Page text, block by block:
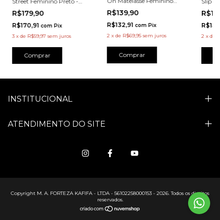
13703PT
R$179,90
R$170,91 com Pix
3 xde R$59,97 sem juros
Comprar
Preto - 5247PT
R$139,90
R$132,91 com Pix
2 xde R$69,95 sem juros
Comprar
2 x de
INSTITUCIONAL
ATENDIMENTO DO SITE
Copyright M. A. FORTEZA KAFIFA - LTDA - 56102258000153 - 2026. Todos os direitos
reservados.